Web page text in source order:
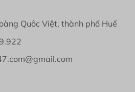
Quôc Việt, thành phố Huế